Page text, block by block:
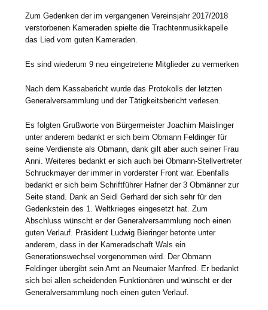
Zum Gedenken der im vergangenen Vereinsjahr 2017/2018
verstorbenen Kameraden spielte die Trachtenmusikkapelle
das Lied vom guten Kameraden.
Es sind wiederum 9 neu eingetretene Mitglieder zu vermerken
Nach dem Kassabericht wurde das Protokolls der letzten
Generalversammlung und der Tätigkeitsbericht verlesen.
Es folgten Grußworte von Bürgermeister Joachim Maislinger
unter anderem bedankt er sich beim Obmann Feldinger für
seine Verdienste als Obmann, dank gilt aber auch seiner Frau
Anni. Weiteres bedankt er sich auch bei Obmann-Stellvertreter
Schruckmayer der immer in vorderster Front war. Ebenfalls
bedankt er sich beim Schriftführer Hafner der 3 Obmänner zur
Seite stand. Dank an Seidl Gerhard der sich sehr für den
Gedenkstein des 1. Weltkrieges eingesetzt hat. Zum
Abschluss wünscht er der Generalversammlung noch einen
guten Verlauf. Präsident Ludwig Bieringer betonte unter
anderem, dass in der Kameradschaft Wals ein
Generationswechsel vorgenommen wird. Der Obmann
Feldinger übergibt sein Amt an Neumaier Manfred. Er bedankt
sich bei allen scheidenden Funktionären und wünscht er der
Generalversammlung noch einen guten Verlauf.